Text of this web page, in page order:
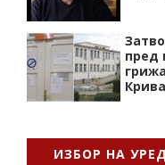
пред
ИЗБОР НА